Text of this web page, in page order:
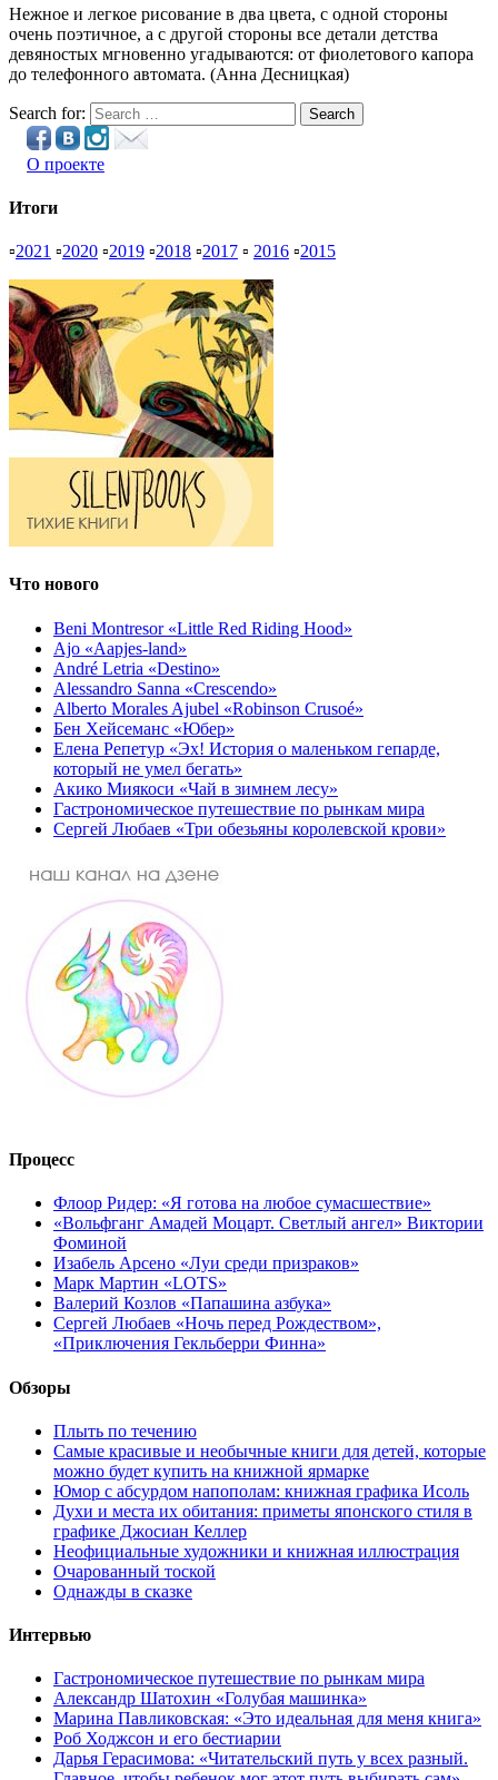
Нежное и легкое рисование в два цвета, с одной стороны
очень поэтичное, а с другой стороны все детали детства
девяностых мгновенно угадываются: от фиолетового капора
до телефонного автомата. (Анна Десницкая)
Search for: Search
О проекте
Итоги
▫2021 ▫2020 ▫2019 ▫2018 ▫2017 ▫ 2016 ▫2015
Что нового
Beni Montresor «Little Red Riding Hood»
Ajo «Aapjes-land»
André Letria «Destino»
Alessandro Sanna «Crescendo»
Alberto Morales Ajubel «Robinson Crusoé»
Бен Хейсеманс «Юбер»
Елена Репетур «Эх! История о маленьком гепарде,
который не умел бегать»
Акико Миякоси «Чай в зимнем лесу»
Гастрономическое путешествие по рынкам мира
Сергей Любаев «Три обезьяны королевской крови»
Процесс
Флоор Ридер: «Я готова на любое сумасшествие»
«Вольфганг Амадей Моцарт. Светлый ангел» Виктории
Фоминой
Изабель Арсено «Луи среди призраков»
Марк Мартин «LOTS»
Валерий Козлов «Папашина азбука»
Сергей Любаев «Ночь перед Рождеством»,
«Приключения Гекльберри Финна»
Обзоры
Плыть по течению
Самые красивые и необычные книги для детей, которые
можно будет купить на книжной ярмарке
Юмор с абсурдом напополам: книжная графика Исоль
Духи и места их обитания: приметы японского стиля в
графике Джосиан Келлер
Неофициальные художники и книжная иллюстрация
Очарованный тоской
Однажды в сказке
Интервью
Гастрономическое путешествие по рынкам мира
Александр Шатохин «Голубая машинка»
Марина Павликовская: «Это идеальная для меня книга»
Роб Ходжсон и его бестиарии
Дарья Герасимова: «Читательский путь у всех разный.